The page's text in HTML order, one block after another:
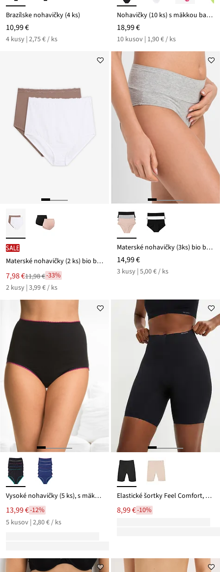
Brazílske nohavičky (4 ks)
10,99 €
4 kusy | 2,75 € / ks
Nohavičky (10 ks) s mäkkou bavlnou
18,99 €
10 kusov | 1,90 € / ks
SALE
Materské nohavičky (2 ks) bio bavlna
Nová
cena
je
7,98 €
Zľava
z
ceny
11,98 €
11,98 €-33%
2 kusy | 3,99 € / ks
Materské nohavičky (3ks) bio bavlna
14,99 €
3 kusy | 5,00 € / ks
Vysoké nohavičky (5 ks), s mäkkou bavlnou
13,99 €-12%
5 kusov | 2,80 € / ks
Elastické šortky Feel Comfort, Lasercut
8,99 €-10%